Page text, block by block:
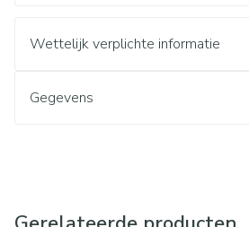
Wettelijk verplichte informatie
Gegevens